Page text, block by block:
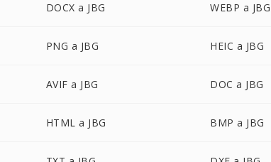
DOCX a JBG WEBP a JBG
PNG a JBG HEIC a JBG
AVIF a JBG DOC a JBG
HTML a JBG BMP a JBG